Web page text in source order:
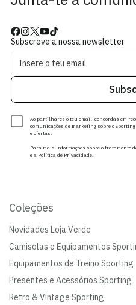
Subscreve a nossa newsletter
Ao partilhares o teu email, concordas em
comunicações de marketing sobre o
e ofertas.
Para mais informações sobre o tratamento
e a Política de Privacidade.
Coleções
Novidades Loja Verde
Camisolas e Equipamentos
Equipamentos de Treino Sporting
Presentes e Acessórios Sporting
Retro & Vintage Sporting